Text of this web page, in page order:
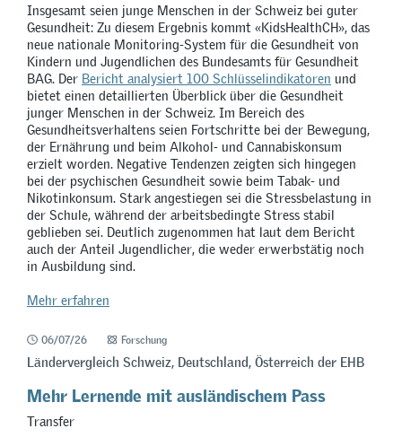
Insgesamt seien junge Menschen in der Schweiz bei guter
Gesundheit: Zu diesem Ergebnis kommt «KidsHealthCH», das
neue nationale Monitoring-System für die Gesundheit von
Kindern und Jugendlichen des Bundesamts für Gesundheit
BAG. Der Bericht analysiert 100 Schlüsselindikatoren und
bietet einen detaillierten Überblick über die Gesundheit
junger Menschen in der Schweiz. Im Bereich des
Gesundheitsverhaltens seien Fortschritte bei der Bewegung,
der Ernährung und beim Alkohol- und Cannabiskonsum
erzielt worden. Negative Tendenzen zeigten sich hingegen
bei der psychischen Gesundheit sowie beim Tabak- und
Nikotinkonsum. Stark angestiegen sei die Stressbelastung in
der Schule, während der arbeitsbedingte Stress stabil
geblieben sei. Deutlich zugenommen hat laut dem Bericht
auch der Anteil Jugendlicher, die weder erwerbstätig noch
in Ausbildung sind.
Mehr erfahren
06/07/26 Forschung
Ländervergleich Schweiz, Deutschland, Österreich der EHB
Mehr Lernende mit ausländischem Pass
Transfer